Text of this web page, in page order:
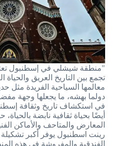
"منطقة شيشلي في إسطنبول
تجمع بين التاريخ العريق والحياة
معالمها السياحية الفريدة مثل
دولما بهشه، ما يجعلها وجهة
في استكشاف تاريخ وثقافة
أيضًا بحياة ثقافية نابضة
المعارض والمتاحف والأماكن
رينت اسطنبول يوفر أكبر
الفندقية والمفروشة في هذه